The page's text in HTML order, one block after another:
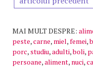
MAI MULT DESPRE:
peste,carne, miel,femei,
porc, studiu,adulti,boli,
persoane,aliment, nuci,